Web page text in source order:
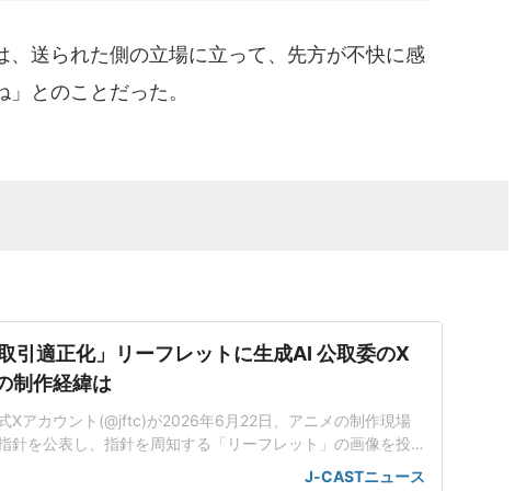
送られた側の立場に立って、先方が不快に感
とのことだった。
引適正化」リーフレットに生成AI 公取委のX
制作経緯は
Xアカウント(@jftc)が2026年6月22日、アニメの制作現場
針を公表し、指針を周知する「リーフレット」の画像を投
し、SNS上では、生成AIを使っているのではないかとの批
J-CASTニュース